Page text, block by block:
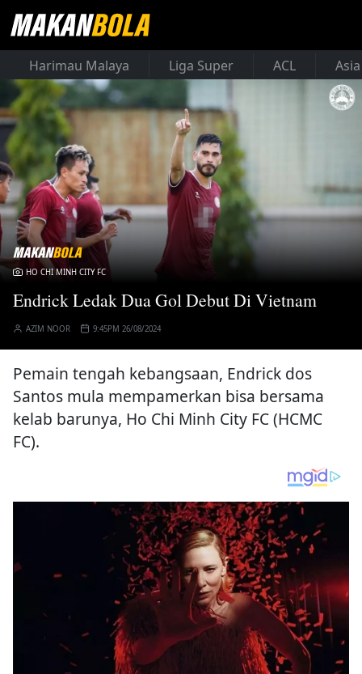
Harimau Malaya Liga Super ACL
HO CHI MINH CITY FC
Endrick Ledak Dua Gol Debut Di Vietnam
AZIM NOOR 9:45PM 26/08/2024
Pemain tengah kebangsaan, Endrick dos
Santos mula mempamerkan bisa bersama
kelab barunya, Ho Chi Minh City FC (HCMC
FC).